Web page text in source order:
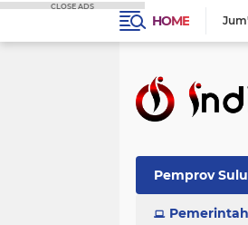
HOME
Pemprov
Nasional
CLOSE ADS